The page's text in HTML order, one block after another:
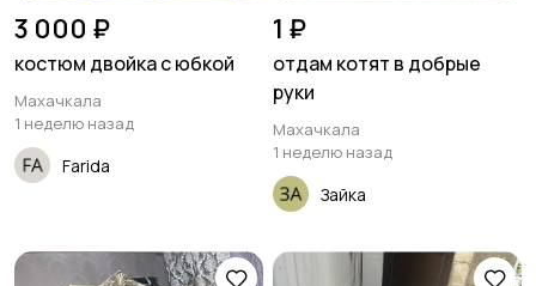
3 000 ₽
костюм двойка с юбкой
Махачкала
1 неделю назад
Farida
1 ₽
отдам котят в добрые
руки
Махачкала
1 неделю назад
Зайка